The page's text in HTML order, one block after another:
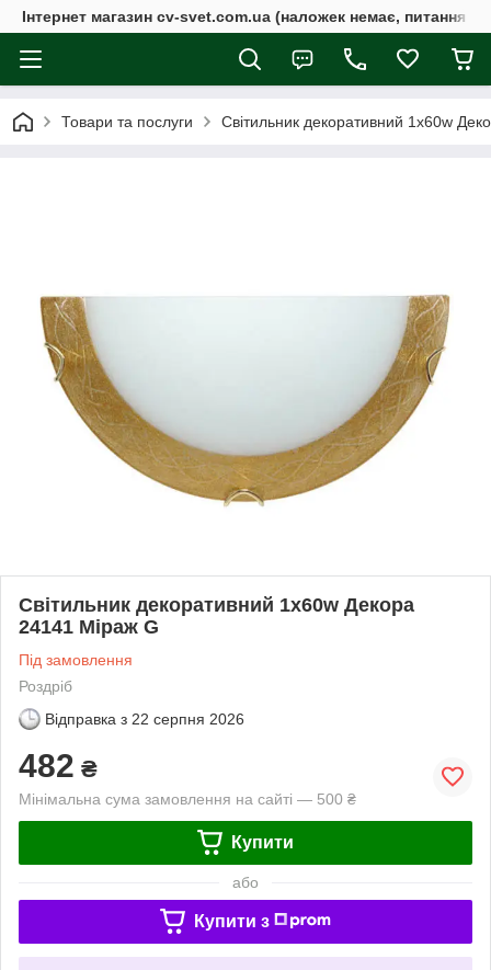
Інтернет магазин cv-svet.com.ua (наложек немає, питання у
Товари та послуги Світильник декоративний 1х60w
Світильник декоративний 1х60w Декора
24141 Міраж G
Під замовлення
Роздріб
Відправка з 22 серпня 2026
482 ₴
Мінімальна сума замовлення на сайті — 500 ₴
Купити
або
Купити з